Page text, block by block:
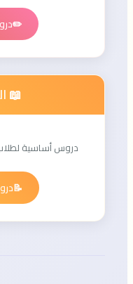
✏️
📖
دروس أساسية لطلاب
📝